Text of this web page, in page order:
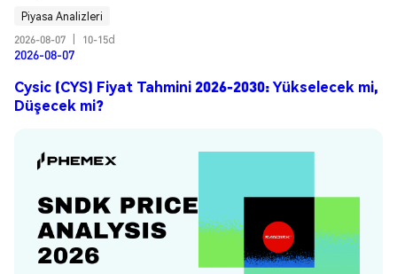
Piyasa Analizleri
2026-08-07
10-15d
2026-08-07
Cysic (CYS) Fiyat Tahmini 2026-2030: Yükselecek mi,
Düşecek mi?